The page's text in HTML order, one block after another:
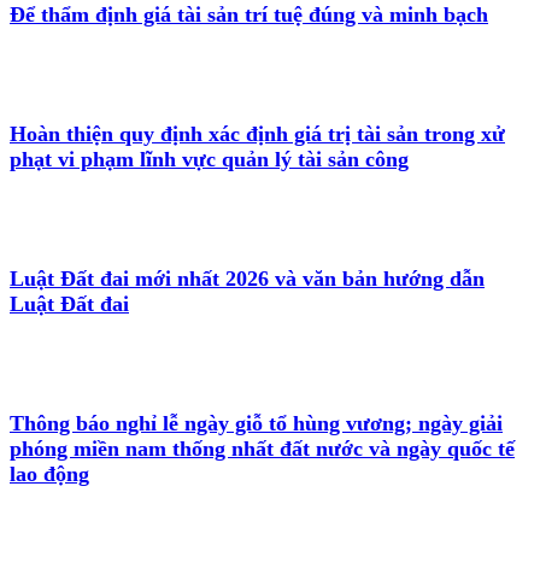
Để thẩm định giá tài sản trí tuệ đúng và minh bạch
Hoàn thiện quy định xác định giá trị tài sản trong xử
phạt vi phạm lĩnh vực quản lý tài sản công
Luật Đất đai mới nhất 2026 và văn bản hướng dẫn
Luật Đất đai
Thông báo nghỉ lễ ngày giỗ tổ hùng vương; ngày giải
phóng miền nam thống nhất đất nước và ngày quốc tế
lao động